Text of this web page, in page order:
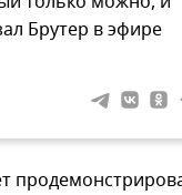
Брутер в эфире